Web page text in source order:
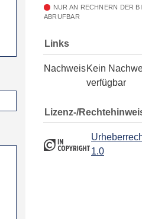
NUR AN RECHNERN DER
ABRUFBAR
Links
NachweisKein
verfügbar
Lizenz-/
1.0